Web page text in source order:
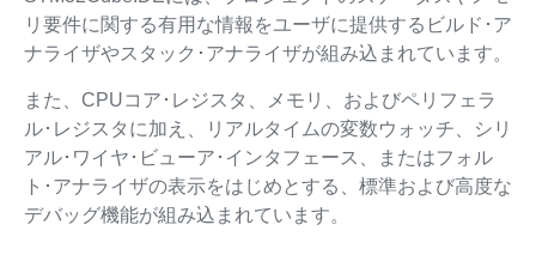
リ要件に関する有用な情報をユーザに提供するビルド･ア
ナライザやスタック･アナライザが組み込まれています。
また、CPUコア･レジスタ、メモリ、およびペリフェラ
ル･レジスタに加え、リアルタイムの変数ウォッチ、シリ
アル･ワイヤ･ビューア･インタフェース、またはフォル
ト･アナライザの表示をはじめとする、標準および高度な
デバッグ機能が組み込まれています。